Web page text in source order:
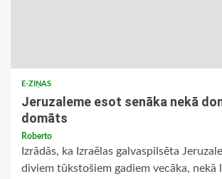
E-ZIŅAS
Jeruzaleme esot senāka nekā
domāts
Roberto
Izrādās, ka Izraēlas galvaspilsēta
diviem tūkstošiem gadiem vecāka, nekā